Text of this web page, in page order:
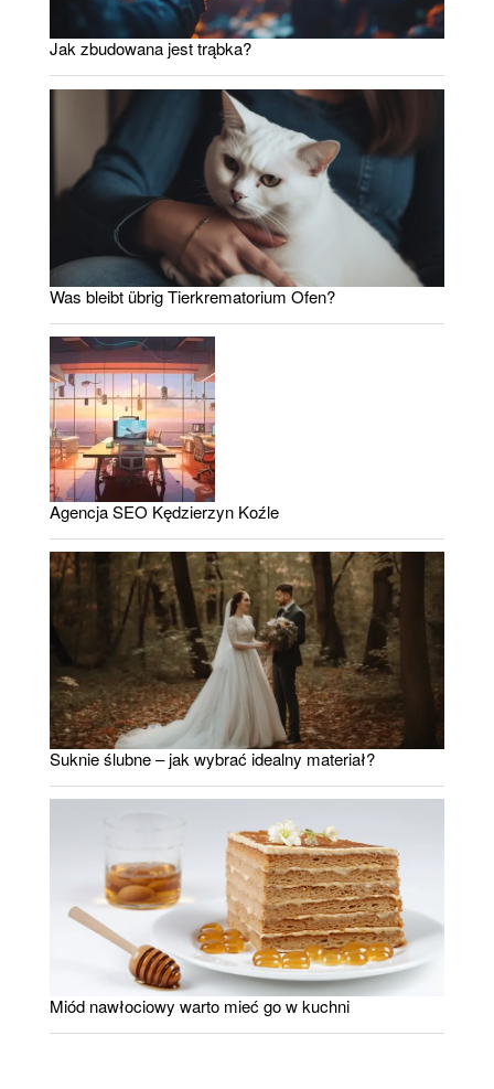
Jak zbudowana jest trąbka?
Was bleibt übrig Tierkrematorium Ofen?
Agencja SEO Kędzierzyn Koźle
Suknie ślubne – jak wybrać idealny materiał?
Miód nawłociowy warto mieć go w kuchni